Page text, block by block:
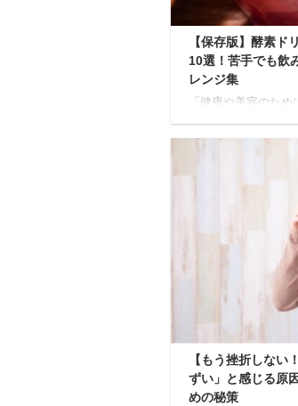
【保存版】酵素ド
10選！苦手でも飲
レンジ集
「健康や美容のため
特の風味が苦手で、
た…」 上記のよう
ドリンクは、毎日
そ、美味しく楽し
が何よりも大切。
が苦手な方でも「美
れる！」と思えるよ
方や割り方を徹底解
もすぐに試せるア
美味しさを格段に
の飲み方など、知り
【もう挫折しない
ずい」と感じる原
めの秘策